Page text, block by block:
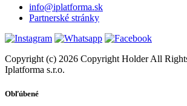
info@iplatforma.sk
Partnerské stránky
Copyright (c) 2026 Copyright Holder All
Iplatforma s.r.o.
Obľúbené